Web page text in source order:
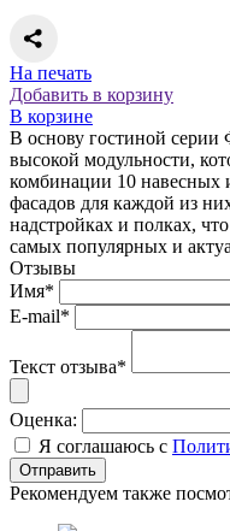
На печать
Добавить в корзину
В корзине
В основу гостиной
высокой модульности,
комбинации 10 навесных
фасадов для каждой из
надстройках и полках,
самых популярных и
Отзывы
Имя*
E-mail*
Текст отзыва*
Оценка:
Я соглашаюсь с
Рекомендуем также